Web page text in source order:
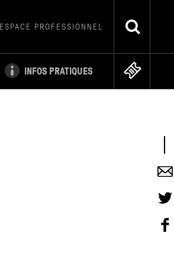
INFOS PRATIQUES
ESPACE PROFESSIONNEL